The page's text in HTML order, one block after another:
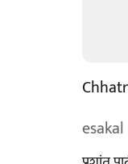
esakal